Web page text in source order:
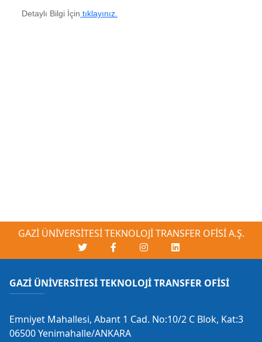
Detaylı Bilgi İçin tıklayınız.
GAZİ ÜNİVERSİTESİ TEKNOLOJİ TRANSFER OFİSİ A.Ş.
GAZİ ÜNİVERSİTESİ TEKNOLOJİ TRANSFER OFİSİ
Emniyet Mahallesi, Abant 1 Cad. No:10/2 C Blok, Kat:3
06500 Yenimahalle/ANKARA